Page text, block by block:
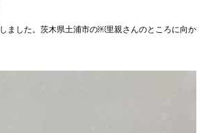
ました。茨木県土浦市の￼里親さんのところに向か